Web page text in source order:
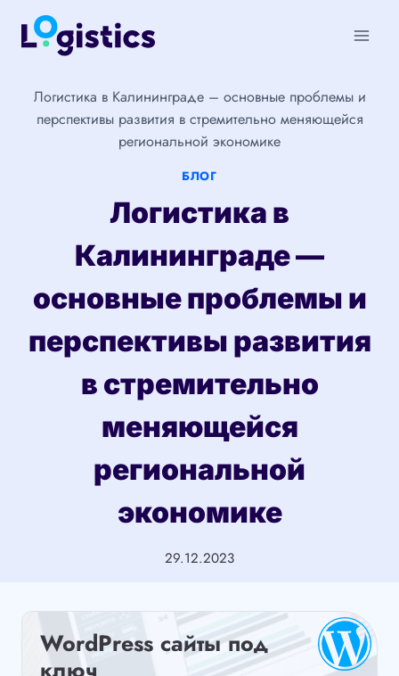
Перейти
Логистика в Калининграде – основные проблемы и
перспективы развития в стремительно меняющейся
региональной экономике
БЛОГ
Логистика в
Калининграде —
основные проблемы и
перспективы развития
в стремительно
меняющейся
региональной
экономике
29.12.2023
WordPress сайты под